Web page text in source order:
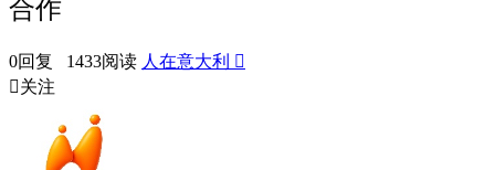
合作
0回复 1433阅读 人在意大利 
关注